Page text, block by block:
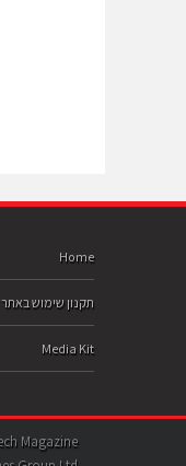
Home
תקנון שימוש באתר
Media Kit